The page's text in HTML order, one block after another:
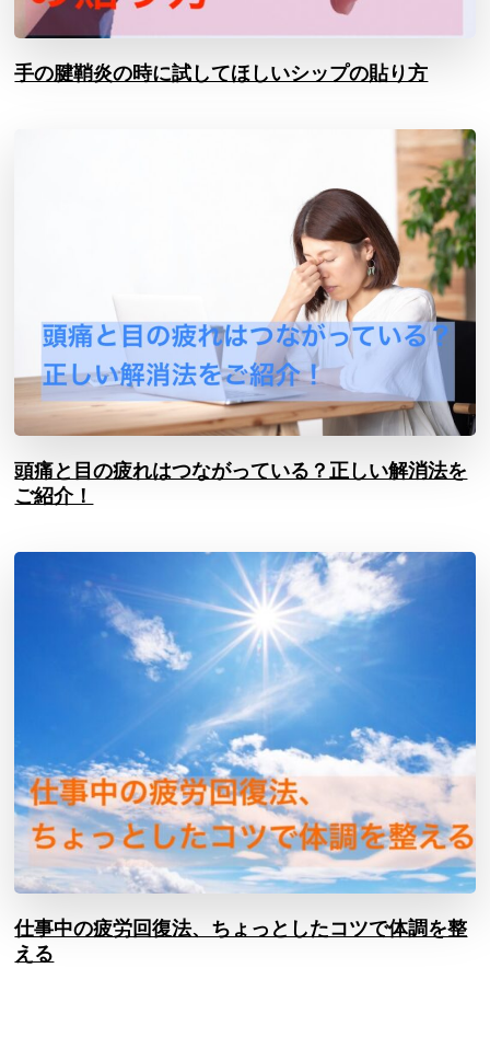
手の腱鞘炎の時に試してほしいシップの貼り方
頭痛と目の疲れはつながっている？正しい解消法を
ご紹介！
仕事中の疲労回復法、ちょっとしたコツで体調を整
える